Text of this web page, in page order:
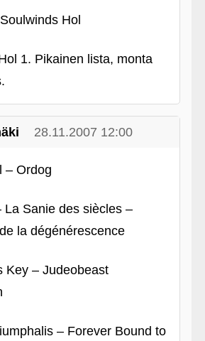
Hol
1. Pikainen lista, monta
28.11.2007 12:00
– Ordog
La Sanie des siècles –
la dégénérescence
Key – Judeobeast
– Forever Bound to